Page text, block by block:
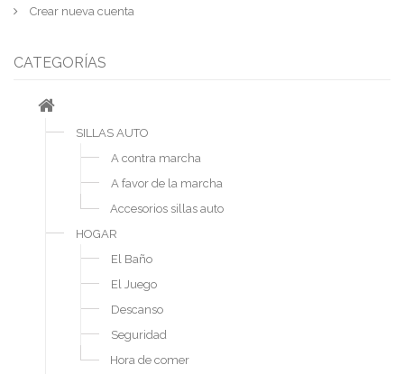
Crear nueva cuenta
CATEGORÍAS
SILLAS AUTO
A contra marcha
A favor de la marcha
Accesorios sillas auto
HOGAR
El Baño
El Juego
Descanso
Seguridad
Hora de comer